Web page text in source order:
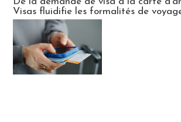
Visas fluidifie les formalités de